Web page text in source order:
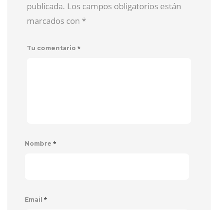
publicada. Los campos obligatorios están
marcados con *
Tu comentario *
Nombre *
Email *